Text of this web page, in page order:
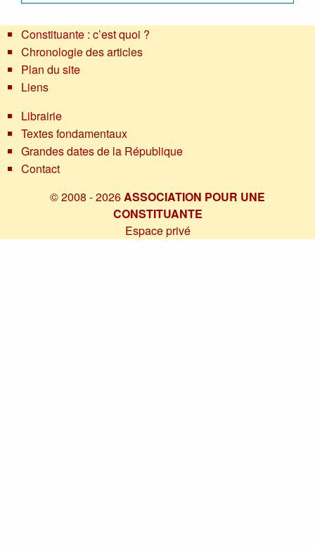
Constituante : c’est quoi ?
Chronologie des articles
Plan du site
Liens
Librairie
Textes fondamentaux
Grandes dates de la République
Contact
© 2008 - 2026ASSOCIATION POUR UNE
CONSTITUANTE
Espace privé